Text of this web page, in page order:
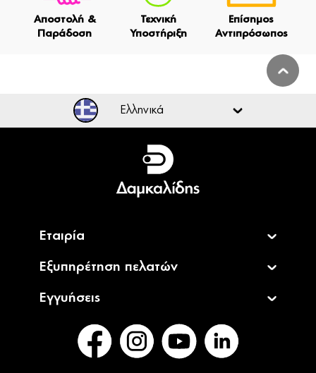
Αποστολή &
Παράδοση
Τεχνική
Υποστήριξη
Επίσημος
Αντιπρόσωπος
Ελληνικά
Ελληνικά
English
Εταιρία
Εξυπηρέτηση πελατών
Εγγυήσεις